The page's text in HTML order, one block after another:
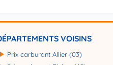
VOISINS
Prix carburant Allier (03)